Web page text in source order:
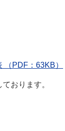
PDF：63KB）
おります。